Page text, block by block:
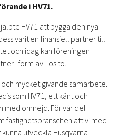
i HV71.
HV71 att bygga den nya
varit en finansiell partner till
och idag kan föreningen
i form av Tosito.
mycket givande samarbete.
som HV71, ett känt och
med omnejd. För vår del
fastighetsbranschen att vi med
utveckla Husqvarna